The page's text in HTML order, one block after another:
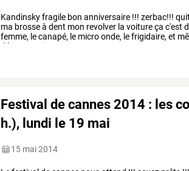
Kandinskyfragile bon anniversaire !!! zerbac!!!
ma brosseà dent mon revolver la voitureça c'est
femme, lecanapé, le microonde, lefrigidaire,et
découvert,
je
Festival de cannes 2014 : les
h.), lundi le 19 mai
15 mai 2014